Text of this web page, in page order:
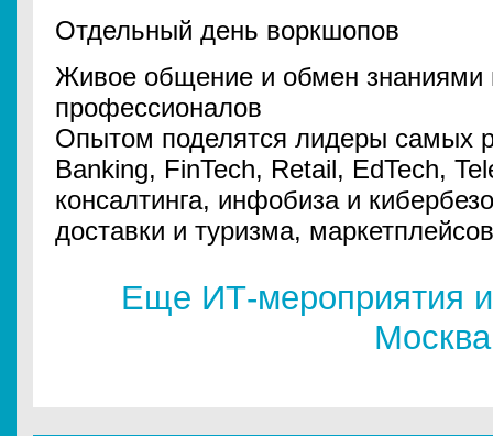
Отдельный день воркшопов
Живое общение и обмен знаниями
профессионалов
Опытом поделятся лидеры самых
Banking, FinTech, Retail, EdTech,
консалтинга, инфобиза и
доставки и туризма,
Еще ИТ-мероприятия
Москва